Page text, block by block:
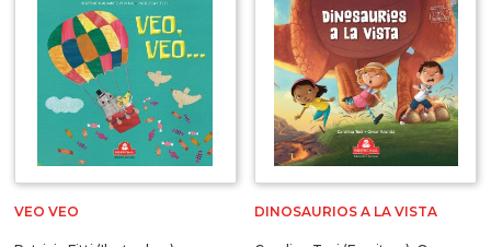
VEO VEO DINOSAURIOS A LA VISTA